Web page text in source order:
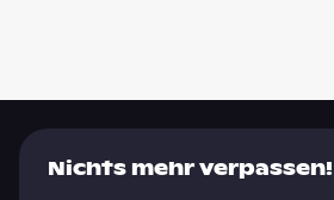
Nichts mehr verpassen!